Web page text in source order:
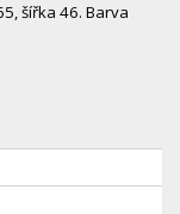
šířka 46. Barva